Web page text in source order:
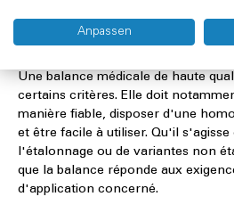
médicale
Une balance médicale de haute
certains critères. Elle doit
manière fiable, disposer d'une
et être facile à utiliser. Qu'il s'agisse
l'étalonnage ou de variantes non
que la balance réponde aux
d'application concerné.
Anpassen